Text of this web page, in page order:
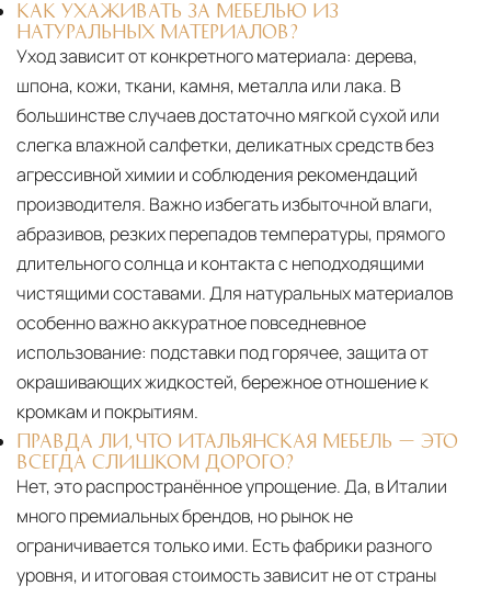
КАК УХАЖИВАТЬ ЗА МЕБЕЛЬЮ ИЗ
НАТУРАЛЬНЫХ МАТЕРИАЛОВ?
Уход зависит от конкретного материала: дерева,
шпона, кожи, ткани, камня, металла или лака. В
большинстве случаев достаточно мягкой сухой или
слегка влажной салфетки, деликатных средств без
агрессивной химии и соблюдения рекомендаций
производителя. Важно избегать избыточной влаги,
абразивов, резких перепадов температуры, прямого
длительного солнца и контакта с неподходящими
чистящими составами. Для натуральных материалов
особенно важно аккуратное повседневное
использование: подставки под горячее, защита от
окрашивающих жидкостей, бережное отношение к
кромкам и покрытиям.
ПРАВДА ЛИ, ЧТО ИТАЛЬЯНСКАЯ МЕБЕЛЬ — ЭТО
ВСЕГДА СЛИШКОМ ДОРОГО?
Нет, это распространённое упрощение. Да, в Италии
много премиальных брендов, но рынок не
ограничивается только ими. Есть фабрики разного
уровня, и итоговая стоимость зависит не от страны